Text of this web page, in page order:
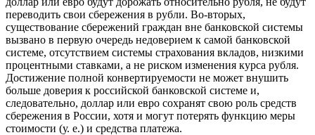
переводить свои сбережения в рубли. Во-вторых,
существование сбережений граждан вне банковской системы
вызвано в первую очередь недоверием к самой банковской
системе, отсутствием системы страхования вкладов, низкими
процентными ставками, а не риском изменения курса рубля.
Достижение полной конвертируемости не может внушить
больше доверия к российской банковской системе и,
следовательно, доллар или евро сохранят свою роль средств
сбережения в России, хотя и могут потерять функцию меры
стоимости (у. е.) и средства платежа.